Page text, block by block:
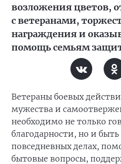
возложения цветов,
с ветеранами,
награждения и
помощь семьям
Ветераны боевых
мужества и
необходимо не только
благодарности, но и
повседневных делах,
бытовые вопросы,